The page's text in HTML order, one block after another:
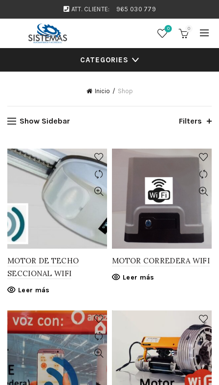
ATT. CLIENTE: 965 030 779
0 0
CATEGORIES
Inicio Shop
Show Sidebar Filters
MOTOR DE TECHO
SECCIONAL WIFI
Leer más
MOTOR CORREDERA WIFI
Leer más